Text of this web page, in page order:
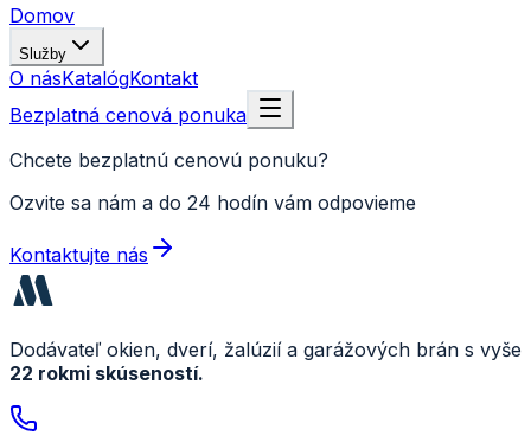
Domov
Služby
O násKatalógKontakt
Bezplatná cenová ponuka
Chcete bezplatnú cenovú ponuku?
Ozvite sa nám a do 24 hodín vám odpovieme
Kontaktujte nás
Dodávateľ okien, dverí, žalúzií a garážových brán s vyše
22 rokmi skúseností.